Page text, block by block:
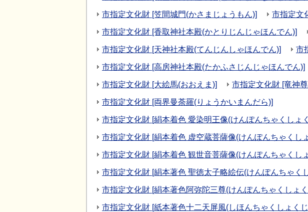
市指定文化財 [笠間城門(かさまじょうもん)] 市指定文
市指定文化財 [香取神社本殿(かとりじんじゃほんでん)]
市指定文化財 [天神社本殿(てんじんしゃほんでん)] 市
市指定文化財 [高房神社本殿(たかふさじんじゃほんでん)]
市指定文化財 [大絵馬(おおえま)] 市指定文化財 [竜神
市指定文化財 [両界曼荼羅(りょうかいまんだら)]
市指定文化財 [絹本着色 愛染明王像(けんぽんちゃくしょ
市指定文化財 [絹本着色 虚空蔵菩薩像(けんぽんちゃくし
市指定文化財 [絹本着色 観世音菩薩像(けんぽんちゃくし
市指定文化財 [絹本著色 聖徳太子略絵伝(けんぽんちゃ
市指定文化財 [絹本著色阿弥陀三尊(けんぽんちゃくしょ
市指定文化財 [紙本著色十二天屏風(しほんちゃくしょく